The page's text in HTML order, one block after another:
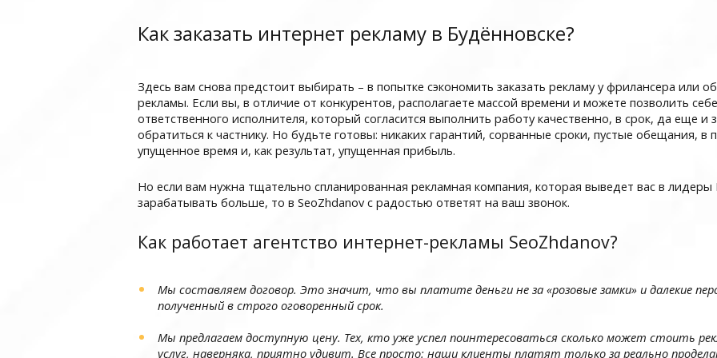
Как заказать интернет рекламу в Будённовске?
Здесь вам снова предстоит выбирать – в попытке сэкономить заказать рекламу у фрилансера или
рекламы. Если вы, в отличие от конкурентов, располагаете массой времени и можете позволить
ответственного исполнителя, который согласится выполнить работу качественно, в срок, да еще и
обратиться к частнику. Но будьте готовы: никаких гарантий, сорванные сроки, пустые обещания, в
упущенное время и, как результат, упущенная прибыль.
Но если вам нужна тщательно спланированная рекламная компания, которая выведет вас в лидеры
зарабатывать больше, то в SeoZhdanov с радостью ответят на ваш звонок.
Как работает агентство интернет-рекламы SeoZhdanov?
Мы составляем договор. Это значит, что вы платите деньги не за «розовые замки» и далекие
полученный в строго оговоренный срок.
Мы предлагаем доступную цену. Тех, кто уже успел поинтересоваться сколько может стоить
услуг, наверняка, приятно удивит. Все просто: наши клиенты платят только за реально